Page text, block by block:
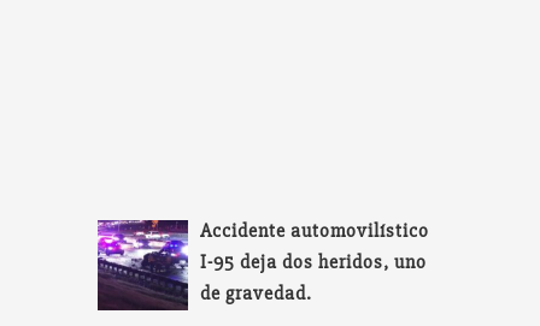
Accidente automovilístico
I-95 deja dos heridos, uno
de gravedad.